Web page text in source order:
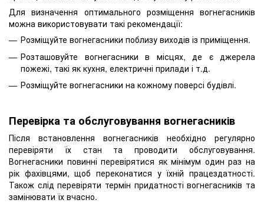
Для визначення оптимального розміщення вогнегасників
можна використовувати такі рекомендації:
Розміщуйте вогнегасники поблизу виходів із приміщення.
Розташовуйте вогнегасники в місцях, де є джерела
пожежі, такі як кухня, електричні прилади і т.д.
Розміщуйте вогнегасники на кожному поверсі будівлі.
Перевірка та обслуговування вогнегасників
Після встановлення вогнегасників необхідно регулярно
перевіряти їх стан та проводити обслуговування.
Вогнегасники повинні перевірятися як мінімум один раз на
рік фахівцями, щоб переконатися у їхній працездатності.
Також слід перевіряти термін придатності вогнегасників та
замінювати їх вчасно.